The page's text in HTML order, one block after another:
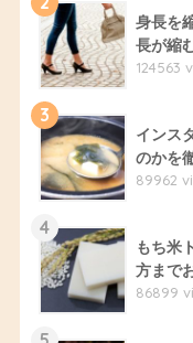
身長を
長が縮
124563
3
インス
のかを
89962
4
もち米
方まで
86899